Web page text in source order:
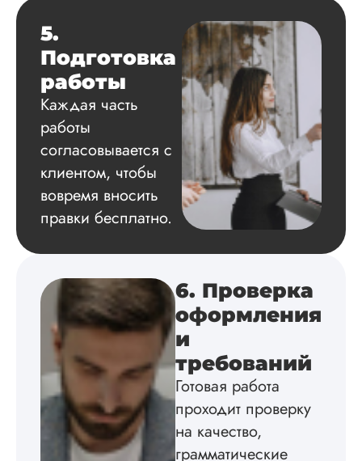
написана, решил
помочь. Она была
шоке, конечно, но
сделали
хорошо,
особенно ее
список литературы
(тема
что-то с анализо...
Читать полный
Andrei
Вид работы:
Кандидатская
диссертация
Заказывал диссер
информатике.
очень быстро.
Регулярно сдавал
проверку
замечаний не
5.
Подготовка
работы
Каждая часть
работы
согласовывается с
клиентом, чтобы
вовремя вносить
правки бесплатно.
6. Проверка
оформления
и
требований
Готовая работа
проходит проверку
на качество,
грамматические